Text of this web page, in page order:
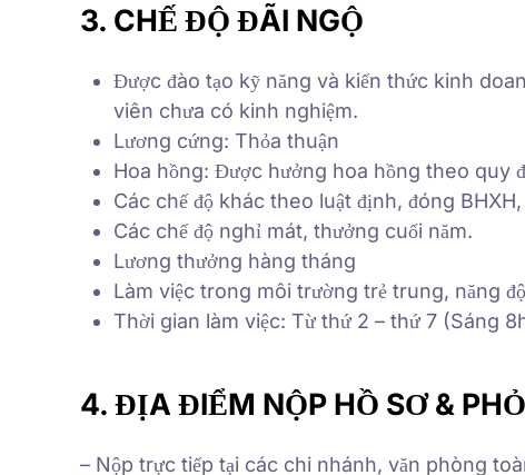
3. CHẾ ĐỘ ĐÃI NGỘ
Được đào tạo kỹ năng và kiến thức kinh
viên chưa có kinh nghiệm.
Lương cứng: Thỏa thuận
Hoa hồng: Được hưởng hoa hồng theo quy
Các chế độ khác theo luật định, đóng
Các chế độ nghỉ mát, thưởng cuối năm.
Lương thưởng hàng tháng
Làm việc trong môi trường trẻ trung, năng
Thời gian làm việc: Từ thứ 2 – thứ 7 (Sáng
4. ĐỊA ĐIỂM NỘP HỒ SƠ &
– Nộp trực tiếp tại các chi nhánh, văn phòng